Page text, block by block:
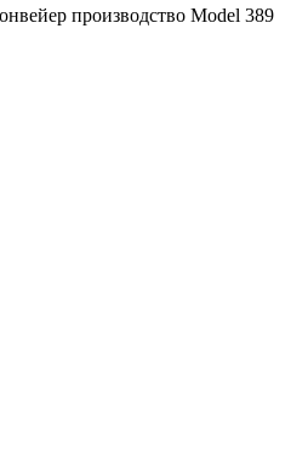
производство Model 389